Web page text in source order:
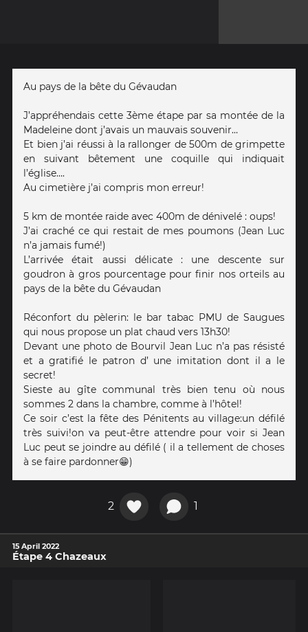
Au pays de la bête du Gévaudan
J’appréhendais cette 3ème étape par sa montée de la
Madeleine dont j’avais un mauvais souvenir…
Et bien j’ai réussi à la rallonger de 500m de grimpette
en suivant bêtement une coquille qui indiquait
l’église….
Au cimetière j’ai compris mon erreur!
5 km de montée raide avec 400m de dénivelé : oups!
J’ai craché ce qui restait de mes poumons (Jean Luc
n’a jamais fumé!)
L’arrivée était aussi délicate : une descente sur
goudron à gros pourcentage pour finir nos orteils au
pays de la bête du Gévaudan
Réconfort du pèlerin: le bar tabac PMU de Saugues
qui nous propose un plat chaud vers 13h30!
Devant une photo de Bourvil Jean Luc n’a pas résisté
et a gratifié le patron d’ une imitation dont il a le
secret!
Sieste au gîte communal très bien tenu où nous
sommes 2 dans la chambre, comme à l’hôtel!
Ce soir c’est la fête des Pénitents au village:un défilé
très suivi!on va peut-être attendre pour voir si Jean
Luc peut se joindre au défilé ( il a tellement de choses
à se faire pardonner😁)
2 1
15 April 2022
Étape 4 Chazeaux